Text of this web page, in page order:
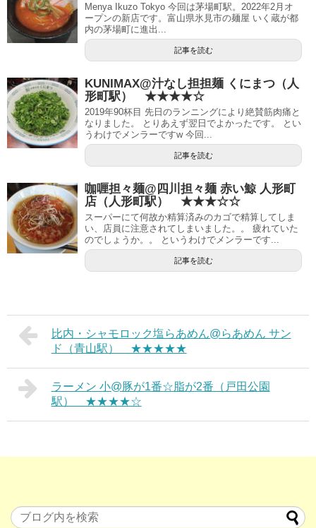
Menya Ikuzo Tokyo 今回は茅場町駅。2022年2月オ
ープンの新店です。富山県氷見市の麺屋 いく蔵が都
内の茅場町に進出...
記事を読む
KUNIMAX@汁なし担担麺 くにまつ（人
形町駅） ★★★★☆
2019年90杯目 先日のランニングにより絶賛筋肉痛と
なりました。 とりあえず翌日でよかったです。 とい
うわけでメンラーですw 今回...
記事を読む
咖喱担々麺@四川担々麺 赤い鯨 人形町
店（人形町駅） ★★★☆☆
スーパーにて何故か精算済みのカゴで精算してしま
い、店員に注意されてしまいました。。 疲れていた
のでしょうか。。 というわけでメンラーです...
記事を読む
比内・シャモロック塩らあめん@らあめん サン
ド（青山駅） ★★★★★
ラーメン 小@豚が1番☆脂が2番（戸田公園
駅） ★★★★☆